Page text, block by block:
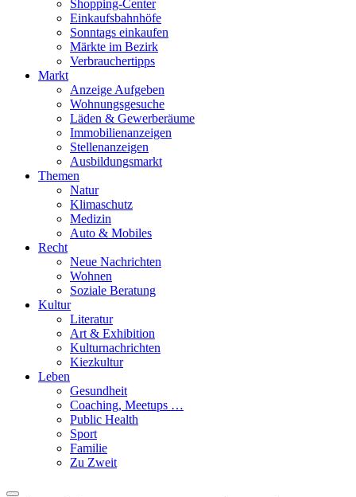
Shopping-Center
Einkaufsbahnhöfe
Sonntags einkaufen
Märkte im Bezirk
Verbrauchertipps
Markt
Anzeige Aufgeben
Wohnungsgesuche
Läden & Gewerberäume
Immobilienanzeigen
Stellenanzeigen
Ausbildungsmarkt
Themen
Natur
Klimaschutz
Medizin
Auto & Mobiles
Recht
Neue Nachrichten
Wohnen
Soziale Beratung
Kultur
Literatur
Art & Exhibition
Kulturnachrichten
Kiezkultur
Leben
Gesundheit
Coaching, Meetups …
Public Health
Sport
Familie
Zu Zweit